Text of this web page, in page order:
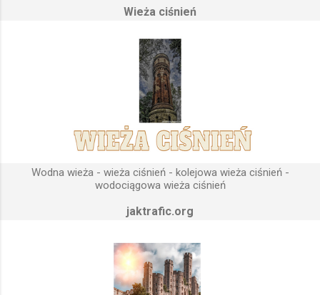
Wieża ciśnień
Wodna wieża - wieża ciśnień - kolejowa wieża ciśnień -
wodociągowa wieża ciśnień
jaktrafic.org